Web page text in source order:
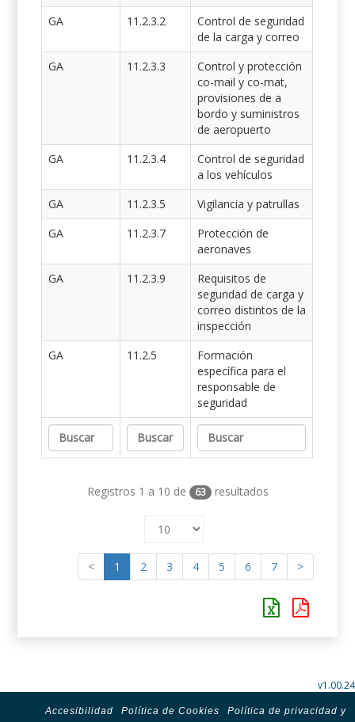
GA
11.2.3.2
Control de seguridad
de la carga y correo
GA
11.2.3.3
Control y protección
co-mail y co-mat,
provisiones de a
bordo y suministros
de aeropuerto
GA
11.2.3.4
Control de seguridad
a los vehículos
GA
11.2.3.5
Vigilancia y patrullas
GA
11.2.3.7
Protección de
aeronaves
GA
11.2.3.9
Requisitos de
seguridad de carga y
correo distintos de la
inspección
GA
11.2.5
Formación
específica para el
responsable de
seguridad
Registros 1 a 10 de 63 resultados
< 1 2 3 4 5 6 7 >
v1.00.24
Accesibilidad Política de Cookies
Política de privacidad y